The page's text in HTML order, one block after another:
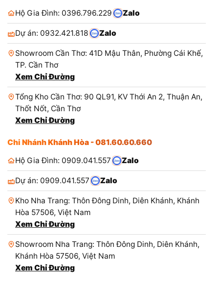
Hộ Gia Đình: 0396.796.229
Zalo
Dự án: 0932.421.818 Zalo
Showroom Cần Thơ: 41D Mậu Thân, Phường Cái Khế,
TP. Cần Thơ
Xem Chỉ Đường
Tổng Kho Cần Thơ: 90 QL91, KV Thới An 2, Thuận An,
Thốt Nốt, Cần Thơ
Xem Chỉ Đường
Chi Nhánh Khánh Hòa - 081.60.60.660
Hộ Gia Đình: 0909.041.557
Zalo
Dự án: 0909.041.557 Zalo
Kho Nha Trang: Thôn Đông Dinh, Diên Khánh, Khánh
Hòa 57506, Việt Nam
Xem Chỉ Đường
Showroom Nha Trang: Thôn Đông Dinh, Diên Khánh,
Khánh Hòa 57506, Việt Nam
Xem Chỉ Đường